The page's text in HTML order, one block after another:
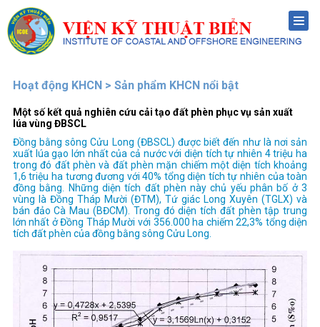
Menu
Hoạt động KHCN > Sản phẩm KHCN nổi bật
Một số kết quả nghiên cứu cải tạo đất phèn phục vụ sản xuất
lúa vùng ĐBSCL
Đồng bằng sông Cửu Long (ĐBSCL) được biết đến như là nơi sản
xuất lúa gạo lớn nhất của cả nước với diện tích tự nhiên 4 triệu ha
trong đó đất phèn và đất phèn mặn chiếm một diện tích khoảng
1,6 triệu ha tương đương với 40% tổng diện tích tự nhiên của toàn
đồng bằng. Những diện tích đất phèn này chủ yếu phân bố ở 3
vùng là Đồng Tháp Mười (ĐTM), Tứ giác Long Xuyên (TGLX) và
bán đảo Cà Mau (BĐCM). Trong đó diện tích đất phèn tập trung
lớn nhất ở Đồng Tháp Mười với 356.000 ha chiếm 22,3% tổng diện
tích đất phèn của đồng bằng sông Cửu Long.